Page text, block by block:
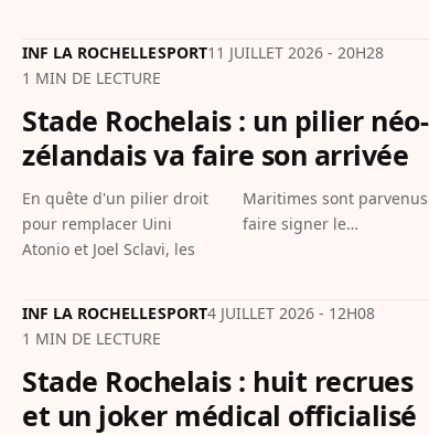
INF LA ROCHELLESPORT11 JUILLET 2026 - 20H28
1 MIN DE LECTURE
Stade Rochelais : un pilier néo-
zélandais va faire son arrivée
En quête d'un pilier droit
pour remplacer Uini
Atonio et Joel Sclavi, les
Maritimes sont parvenus à
faire signer le…
INF LA ROCHELLESPORT4 JUILLET 2026 - 12H08
1 MIN DE LECTURE
Stade Rochelais : huit recrues
et un joker médical officialisé